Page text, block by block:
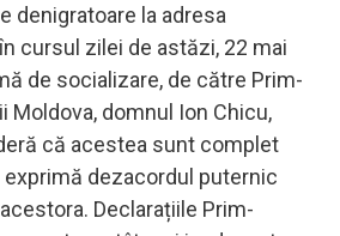
denigratoare la adresa
cursul zilei de astăzi, 22 mai
de socializare, de către Prim-
Moldova, domnul Ion Chicu,
că acestea sunt complet
dezacordul puternic
Declarațiile Prim-